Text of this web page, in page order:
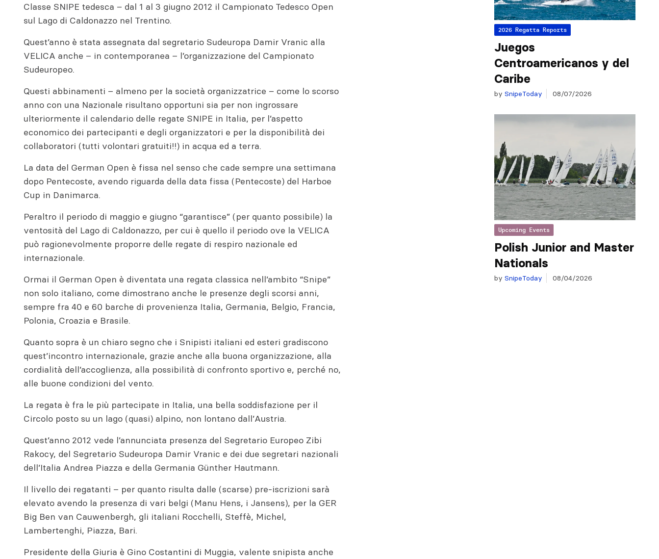
Classe SNIPE tedesca – dal 1 al 3 giugno 2012 il Campionato Tedesco Open
sul Lago di Caldonazzo nel Trentino.
Quest’anno è stata assegnata dal segretario Sudeuropa Damir Vranic alla
VELICA anche – in contemporanea – l’organizzazione del Campionato
Sudeuropeo.
Questi abbinamenti – almeno per la società organizzatrice – come lo scorso
anno con una Nazionale risultano opportuni sia per non ingrossare
ulteriormente il calendario delle regate SNIPE in Italia, per l’aspetto
economico dei partecipanti e degli organizzatori e per la disponibilità dei
collaboratori (tutti volontari gratuiti!!) in acqua ed a terra.
La data del German Open è fissa nel senso che cade sempre una settimana
dopo Pentecoste, avendo riguarda della data fissa (Pentecoste) del Harboe
Cup in Danimarca.
Peraltro il periodo di maggio e giugno “garantisce” (per quanto possibile) la
ventosità del Lago di Caldonazzo, per cui è quello il periodo ove la VELICA
può ragionevolmente proporre delle regate di respiro nazionale ed
internazionale.
Ormai il German Open è diventata una regata classica nell’ambito “Snipe”
non solo italiano, come dimostrano anche le presenze degli scorsi anni,
sempre fra 40 e 60 barche di provenienza Italia, Germania, Belgio, Francia,
Polonia, Croazia e Brasile.
Quanto sopra è un chiaro segno che i Snipisti italiani ed esteri gradiscono
quest’incontro internazionale, grazie anche alla buona organizzazione, alla
cordialità dell’accoglienza, alla possibilità di confronto sportivo e, perché no,
alle buone condizioni del vento.
La regata è fra le più partecipate in Italia, una bella soddisfazione per il
Circolo posto su un lago (quasi) alpino, non lontano dall’Austria.
Quest’anno 2012 vede l’annunciata presenza del Segretario Europeo Zibi
Rakocy, del Segretario Sudeuropa Damir Vranic e dei due segretari nazionali
dell’Italia Andrea Piazza e della Germania Günther Hautmann.
Il livello dei regatanti – per quanto risulta dalle (scarse) pre-iscrizioni sarà
elevato avendo la presenza di vari belgi (Manu Hens, i Jansens), per la GER
Big Ben van Cauwenbergh, gli italiani Rocchelli, Steffè, Michel,
Lambertenghi, Piazza, Bari.
Presidente della Giuria è Gino Costantini di Muggia, valente snipista anche
2026 Regatta Reports
Juegos
Centroamericanos y del
Caribe
by SnipeToday 08/07/2026
Upcoming Events
Polish Junior and Master
Nationals
by SnipeToday 08/04/2026